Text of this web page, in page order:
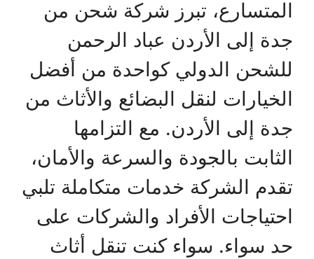
المتسارع، تبرز شركة شحن من
جدة إلى الأردن عباد الرحمن
للشحن الدولي كواحدة من أفضل
الخيارات لنقل البضائع والأثاث من
جدة إلى الأردن. مع التزامها
الثابت بالجودة والسرعة والأمان،
تقدم الشركة خدمات متكاملة تلبي
احتياجات الأفراد والشركات على
حد سواء. سواء كنت تنقل أثاث